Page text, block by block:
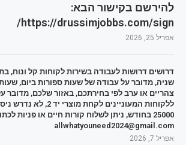
להירשם בקישור הבא:
https://drussimjobbs.com/sign/
אפריל 25, 2026
שניה, מדובר על עבודה של שעות ספורות ביום,
צהריים או ערב לפי בחירתכם, באזור שלכם, מדובר
25000 בחודש, ניתן לשלוח קורות חיים או פניות
allwhatyouneed2024@gmail.com
אפריל 7, 2026